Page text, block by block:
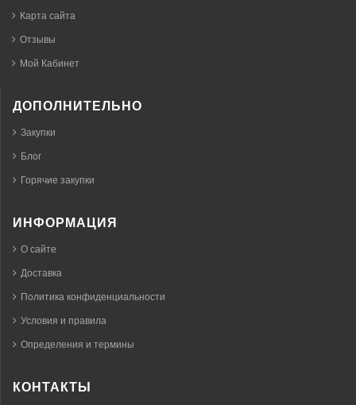
Карта сайта
Отзывы
Мой Кабинет
ДОПОЛНИТЕЛЬНО
Закупки
Блог
Горячие закупки
ИНФОРМАЦИЯ
О сайте
Доставка
Политика конфиденциальности
Условия и правила
Определения и термины
КОНТАКТЫ